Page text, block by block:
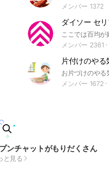
メンバー 1372
メンバー 2361
メンバー 1672
ンチャットがもりだくさん
と見る